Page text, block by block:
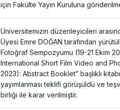
için Fakülte Yayın Kuruluna
Üniversitemizin düzenleyicileri
Üyesi Emre DOĞAN tarafından
Fotoğraf Sempozyumu (19-21 Ekim
International Short Film Video and
2023): Abstract Booklet” başlıklı
yayımlanması teklifi görüşüldü ve
birliği ile karar verilmiştir.